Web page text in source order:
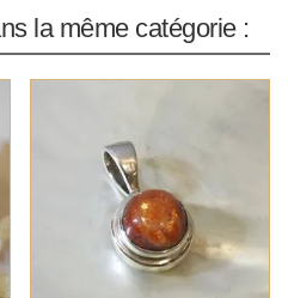
la même catégorie :